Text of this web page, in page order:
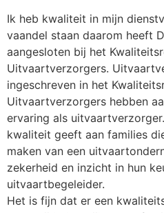
Ik heb kwaliteit in mijn
vaandel staan daarom heeft
aangesloten bij het
Uitvaartverzorgers.
ingeschreven in het
Uitvaartverzorgers hebben
ervaring als
kwaliteit geeft aan families
maken van een
zekerheid en inzicht in hun
uitvaartbegeleider.
Het is fijn dat er een